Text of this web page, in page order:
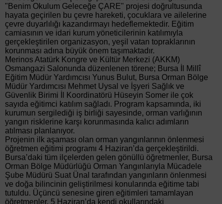
"Benim Okulum Geleceğe ÇARE" projesi doğrultusunda
hayata geçirilen bu çevre hareketi, çocuklara ve ailelerine
çevre duyarlılığı kazandırmayı hedeflemektedir. Eğitim
camiasının ve idari kurum yöneticilerinin katılımıyla
gerçekleştirilen organizasyon, yeşil vatan topraklarının
korunması adına büyük önem taşımaktadır.
Merinos Atatürk Kongre ve Kültür Merkezi (AKKM)
Osmangazi Salonunda düzenlenen törene; Bursa İl Millî
Eğitim Müdür Yardımcısı Yunus Bulut, Bursa Orman Bölge
Müdür Yardımcısı Mehmet Uysal ve İşyeri Sağlık ve
Güvenlik Birimi İl Koordinatörü Hüseyin Somer ile çok
sayıda eğitimci katılım sağladı. Program kapsamında, iki
kurumun sergilediği iş birliği sayesinde, orman varlığının
yangın risklerine karşı korunmasında kalıcı adımların
atılması planlanıyor.
Projenin ilk aşaması olan orman yangınlarının önlenmesi
öğretmen eğitimi programı 4 Haziran’da gerçekleştirildi.
Bursa’daki tüm ilçelerden gelen gönüllü öğretmenler, Bursa
Orman Bölge Müdürlüğü Orman Yangınlarıyla Mücadele
Şube Müdürü Suat Ünal tarafından yangınların önlenmesi
ve doğa bilincinin geliştirilmesi konularında eğitime tabi
tutuldu. Üçüncü senesine giren eğitimleri tamamlayan
öğretmenler, 5 Haziran’da kendi okullarındaki